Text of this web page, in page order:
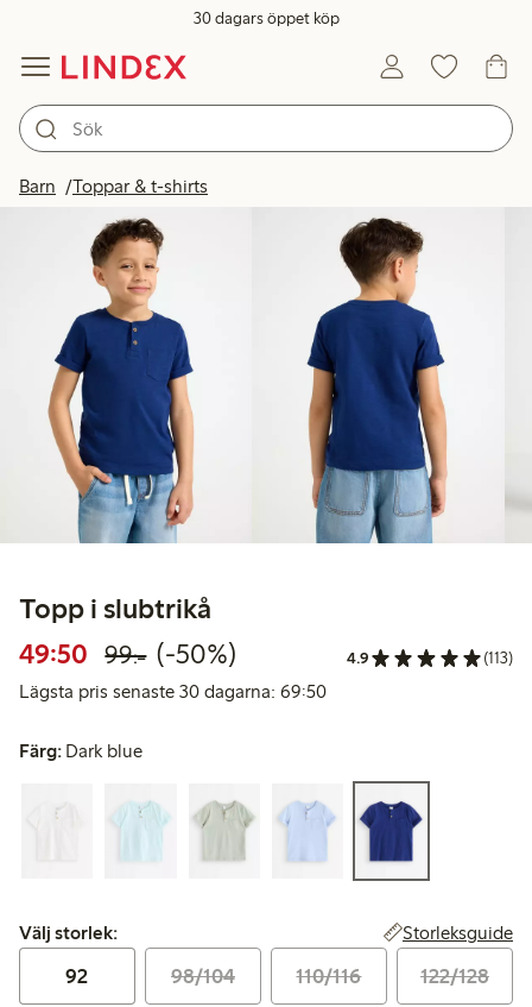
30 dagars öppet köp
Barn Toppar & t-shirts
Topp i slubtrikå
49:50 Rabatterat pris: 49,50 kr
99:-Ordinarie pris: 99,00 kr
50% rabatt
(-50%) 4.9 (113)
Lägsta pris senaste 30 dagarna: 69:50Lägsta pris senaste 30
Färg: Dark blue
Välj storlek:
Välj storlek: Storleksguide
92 98/104 110/116 122/128